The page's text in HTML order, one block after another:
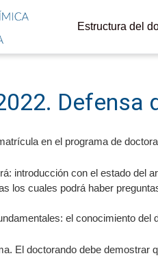
Estructura del
Defensa
en el programa de
introducción con el estado del
los cuales podrá haber
el conocimiento del
El doctorando debe demostrar